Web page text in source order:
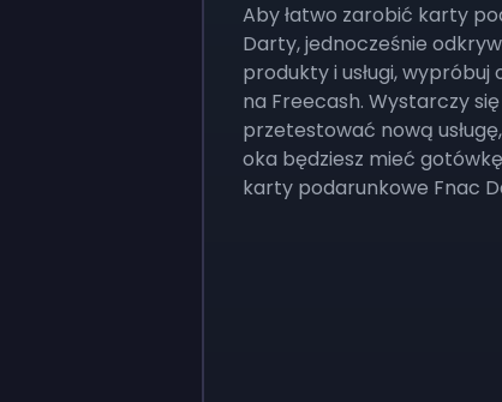
Aby łatwo zarobić karty
Darty, jednocześnie
produkty i usługi,
na Freecash. Wystarczy
przetestować nową
oka będziesz mieć
karty podarunkowe Fnac